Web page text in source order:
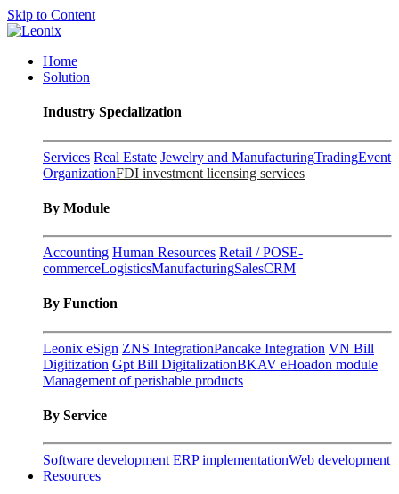
Skip to Content
Home
Solution
Industry Specialization
Services Real Estate Jewelry and ManufacturingTradingEvent
OrganizationFDI investment licensing services
By Module
Accounting Human Resources Retail / POSE-
commerceLogisticsManufacturingSalesCRM
By Function
Leonix eSign ZNS IntegrationPancake Integration VN Bill
Digitization Gpt Bill DigitalizationBKAV eHoadon module
Management of perishable products
By Service
Software development ERP implementationWeb development
Resources